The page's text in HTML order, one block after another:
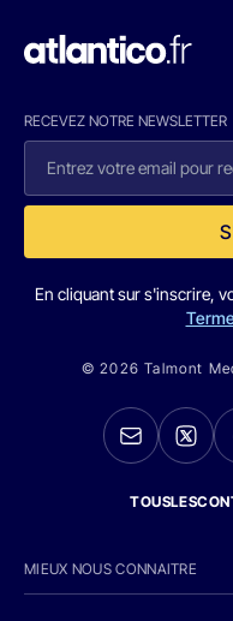
RECEVEZ NOTRE NEWSLETTER
En cliquant sur s'inscrire,
© 2026 Talmont
MIEUX NOUS CONNAITRE